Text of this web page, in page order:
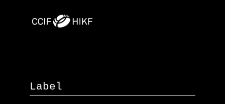
Label